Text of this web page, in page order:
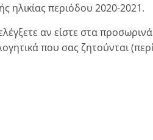
ηλικίας περιόδου 2020-2021.
αν είστε στα
που σας ζητούνται